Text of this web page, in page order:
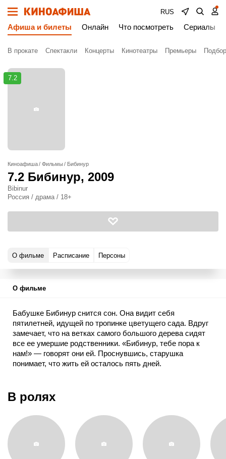
RUS
Афиша и билеты Онлайн Что посмотреть Сериалы
В прокате Спектакли Концерты Кинотеатры Премьеры
7.2
Киноафиша Фильмы Бибинур
7.2 Бибинур, 2009
Bibinur
Россия / драма / 18+
О фильме Расписание Персоны
О фильме
Бабушке Бибинур снится сон. Она видит себя
пятилетней, идущей по тропинке цветущего сада. Вдруг
замечает, что на ветках самого большого дерева сидят
все ее умершие родственники. «Бибинур, тебе пора к
нам!» — говорят они ей. Проснувшись, старушка
понимает, что жить ей осталось пять дней.
В ролях